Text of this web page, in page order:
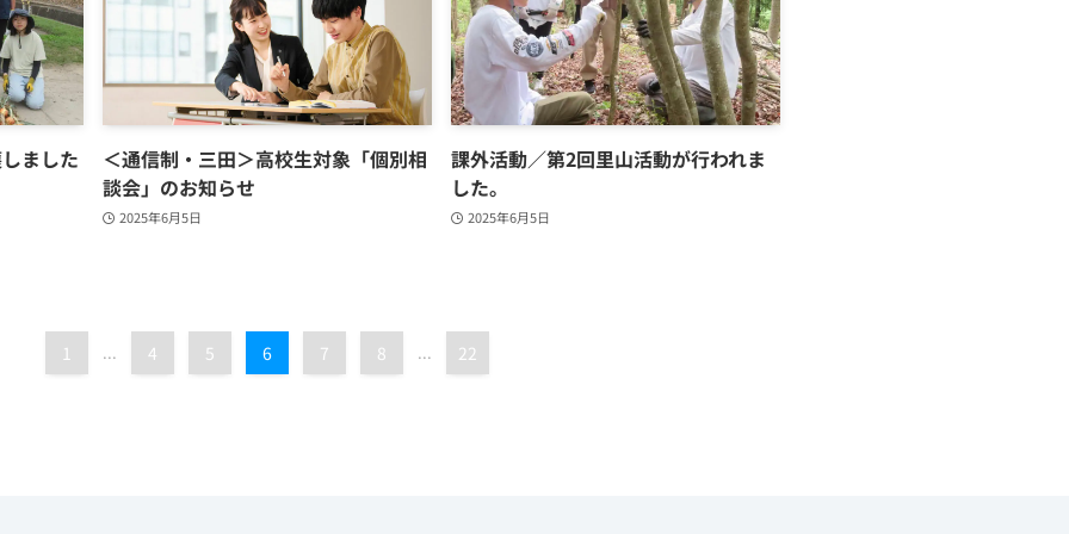
ました
＜通信制・三田＞高校生対象「個別相
談会」のお知らせ
2025年6月5日
課外活動／第2回里山活動が行われま
した。
2025年6月5日
1 ... 4 5 6 7 8 ... 22